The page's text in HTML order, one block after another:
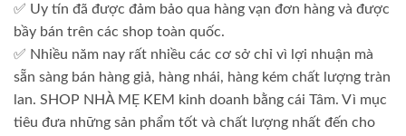
✅ Uy tín đã được đảm bảo qua hàng vạn đơn hàng và được
bầy bán trên các shop toàn quốc.
✅ Nhiều năm nay rất nhiều các cơ sở chỉ vì lợi nhuận mà
sẵn sàng bán hàng giả, hàng nhái, hàng kém chất lượng tràn
lan. SHOP NHÀ MẸ KEM kinh doanh bằng cái Tâm. Vì mục
tiêu đưa những sản phẩm tốt và chất lượng nhất đến cho